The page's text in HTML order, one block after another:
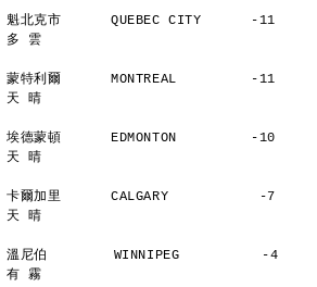
魁北克市      QUEBEC CITY      -11
多 雲
蒙特利爾      MONTREAL         -11
天 晴
埃德蒙頓      EDMONTON         -10
天 晴
卡爾加里      CALGARY           -7
天 晴
溫尼伯        WINNIPEG          -4
有 霧